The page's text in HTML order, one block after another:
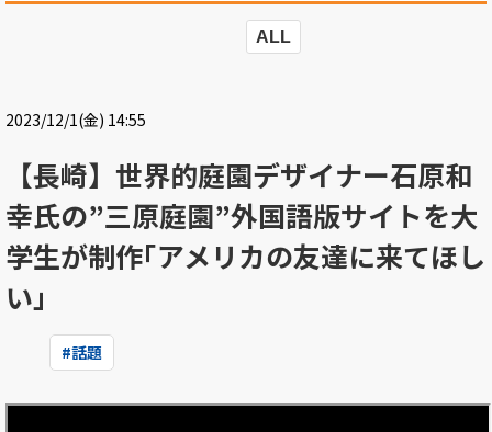
ALL
2023/12/1(金) 14:55
【長崎】世界的庭園デザイナー石原和
幸氏の”三原庭園”外国語版サイトを大
学生が制作｢アメリカの友達に来てほし
い｣
#話題